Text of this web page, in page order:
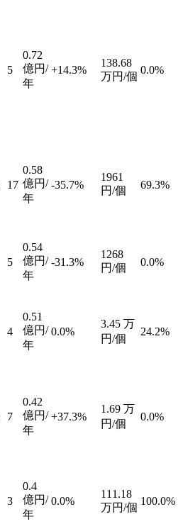
5
0.72
億円/
年
+14.3%
138.68
万円/個
0.0%
17
0.58
億円/
年
-35.7%
1961
円/個
69.3%
5
0.54
億円/
年
-31.3%
1268
円/個
0.0%
4
0.51
億円/
年
0.0%
3.45 万
円/個
24.2%
7
0.42
億円/
年
+37.3%
1.69 万
円/個
0.0%
3
0.4
億円/
年
0.0%
111.18
万円/個
100.0%